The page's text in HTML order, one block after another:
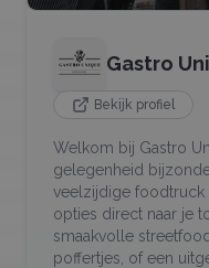
Gastro
Bekijk profiel
Welkom bij Gastro
gelegenheid
veelzijdige foodtruck
opties direct naar je
smaakvolle
poffertjes, of een